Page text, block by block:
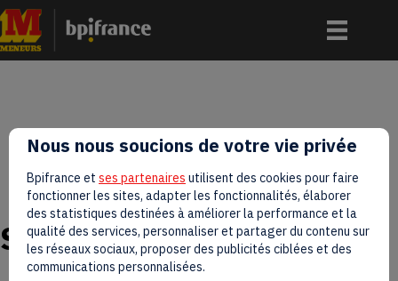
S'inscrire à la newsletter
Nous nous soucions de votre vie privée
Bpifrance et ses partenaires utilisent des cookies pour faire
fonctionner les sites, adapter les fonctionnalités, élaborer
des statistiques destinées à améliorer la performance et la
qualité des services, personnaliser et partager du contenu sur
les réseaux sociaux, proposer des publicités ciblées et des
communications personnalisées.